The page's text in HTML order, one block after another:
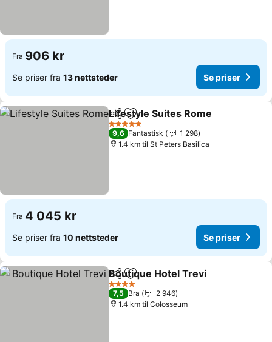
Fra 906 kr
Se priser fra 13 nettsteder Se priser
Del Legg til i favoritter
Lifestyle Suites Rome
5 Stjerner
9,6 Fantastisk
1 298
1.4 km til St Peters Basilica
Fra 4 045 kr
Se priser fra 10 nettsteder Se priser
Del Legg til i favoritter
Boutique Hotel Trevi
4 Stjerner
7,5 Bra
2 946
1.4 km til Colosseum